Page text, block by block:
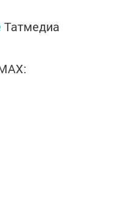
Татмедиа